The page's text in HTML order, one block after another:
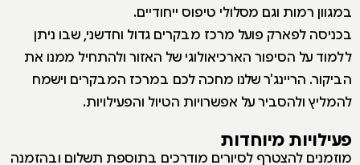
במגוון רמות וגם מסלולי טיפוס ייחודיים.
בכניסה לפארק פועל מרכז מבקרים גדול וחדשני, שבו ניתן
ללמוד על הסיפור הארכיאולוגי של האזור ולהתחיל ממנו את
הביקור. הריינג'ר שלנו מחכה לכם במרכז המבקרים וישמח
להמליץ ולהסביר על אפשרויות הטיול והפעילויות.
פעילויות מיוחדות
מוזמנים להצטרף לסיורים מודרכים בתוספת תשלום ובהזמנה